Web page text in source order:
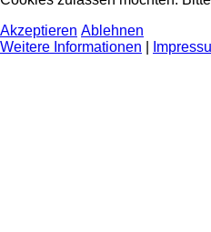
Akzeptieren Ablehnen
Weitere Informationen